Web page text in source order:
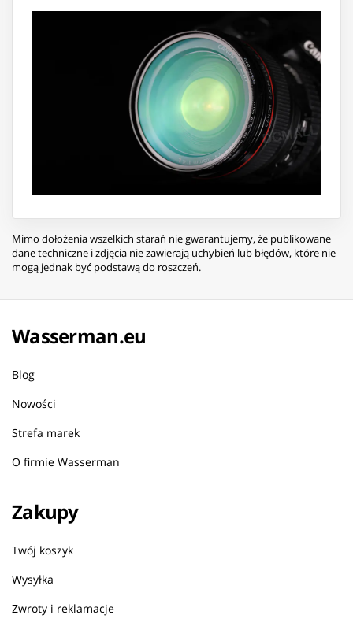
Mimo dołożenia wszelkich starań nie gwarantujemy, że publikowane
dane techniczne i zdjęcia nie zawierają uchybień lub błędów, które nie
mogą jednak być podstawą do roszczeń.
Wasserman.eu
Blog
Nowości
Strefa marek
O firmie Wasserman
Zakupy
Twój koszyk
Wysyłka
Zwroty i reklamacje